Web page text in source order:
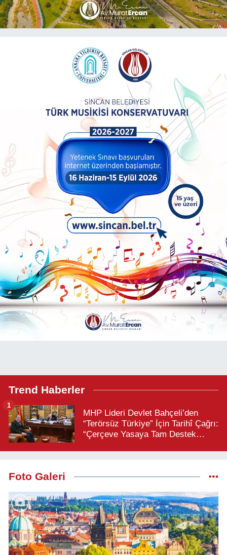
Trend Haberler
MHP Lideri Devlet Bahçeli’den
“Terörsüz Türkiye” İçin Tarihî Çağrı:
“Çerçeve Yasaya Tam Destek
1
Foto Galeri